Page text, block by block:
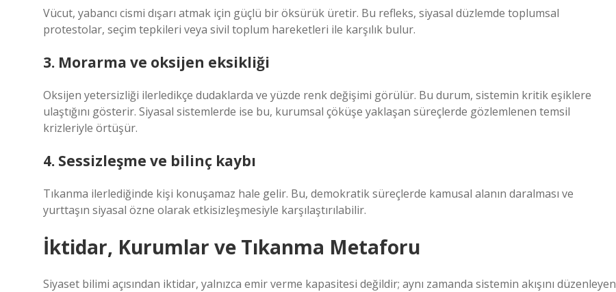
Vücut, yabancı cismi dışarı atmak için güçlü bir öksürük üretir. Bu refleks, siyasal düzlemde toplumsal
protestolar, seçim tepkileri veya sivil toplum hareketleri ile karşılık bulur.
3. Morarma ve oksijen eksikliği
Oksijen yetersizliği ilerledikçe dudaklarda ve yüzde renk değişimi görülür. Bu durum, sistemin kritik eşiklere
ulaştığını gösterir. Siyasal sistemlerde ise bu, kurumsal çöküşe yaklaşan süreçlerde gözlemlenen temsil
krizleriyle örtüşür.
4. Sessizleşme ve bilinç kaybı
Tıkanma ilerlediğinde kişi konuşamaz hale gelir. Bu, demokratik süreçlerde kamusal alanın daralması ve
yurttaşın siyasal özne olarak etkisizleşmesiyle karşılaştırılabilir.
İktidar, Kurumlar ve Tıkanma Metaforu
Siyaset bilimi açısından iktidar, yalnızca emir verme kapasitesi değildir; aynı zamanda sistemin akışını düzenleyen